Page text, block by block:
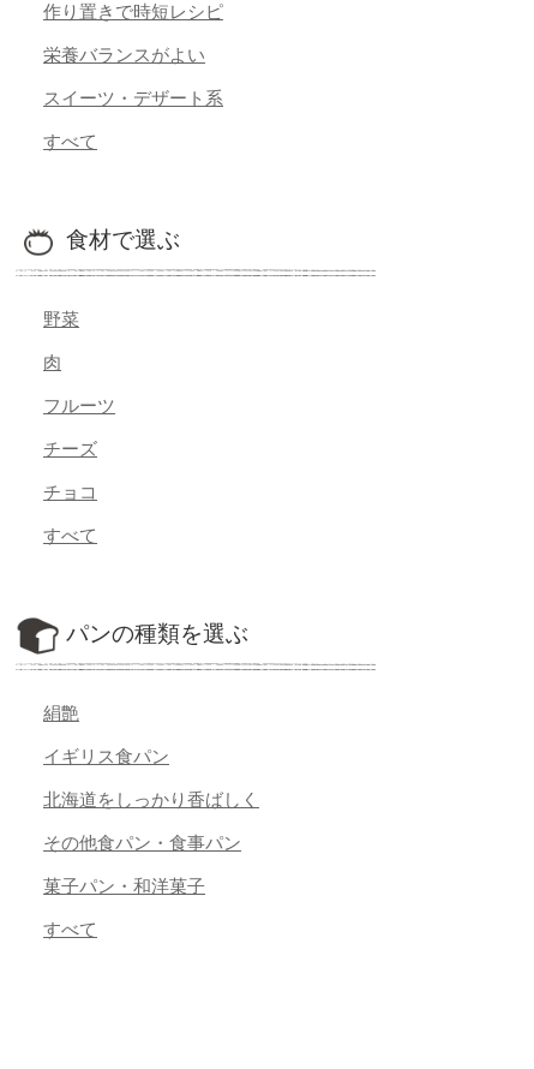
作り置きで時短レシピ
栄養バランスがよい
スイーツ・デザート系
すべて
食材で選ぶ
野菜
肉
フルーツ
チーズ
チョコ
すべて
パンの種類を選ぶ
絹艶
イギリス食パン
北海道をしっかり香ばしく
その他食パン・食事パン
菓子パン・和洋菓子
すべて